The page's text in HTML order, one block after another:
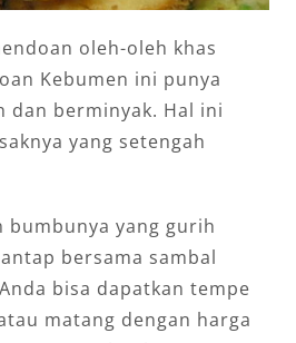
oleh-oleh khas
Kebumen ini punya
dan berminyak. Hal ini
yang setengah
bumbunya yang gurih
bersama sambal
bisa dapatkan tempe
matang dengan harga